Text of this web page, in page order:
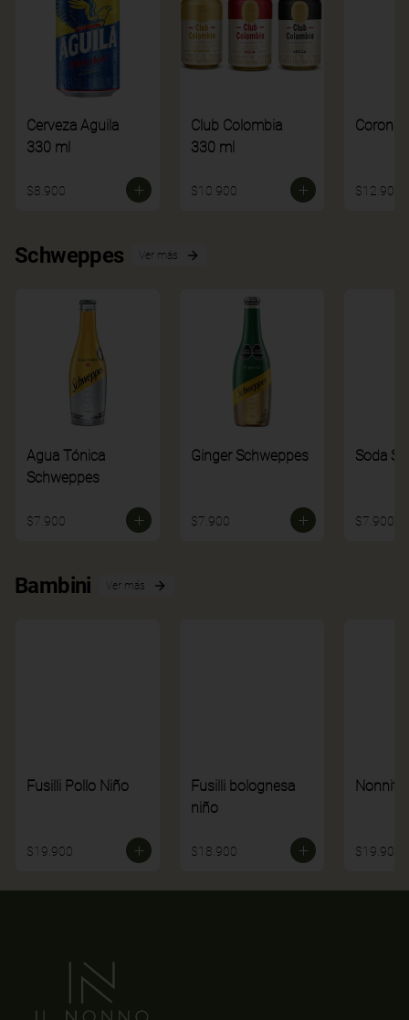
Cerveza Aguila
330 ml
$8.900
Club Colombia
330 ml
$10.900
Corona
$12.900
Schweppes Ver más
Agua Tónica
Schweppes
$7.900
Ginger Schweppes
$7.900
Soda
$7.900
Bambini Ver más
Fusilli Pollo Niño
$19.900
Fusilli bolognesa
niño
$18.900 $19.900